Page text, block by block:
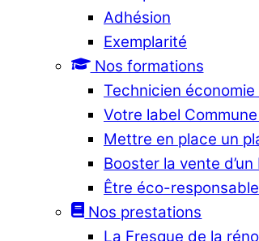
Adhésion
Exemplarité
Nos formations
Technicien
Votre label
Mettre en place un
Booster la vente
Être éco-responsable
Nos prestations
La Fresque de la